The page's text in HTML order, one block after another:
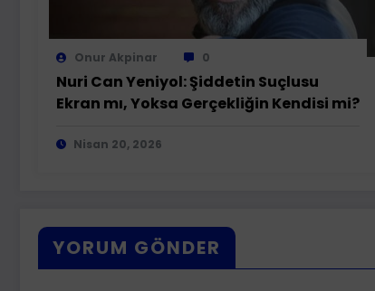
Onur Akpinar 0
Nuri Can Yeniyol: Şiddetin Suçlusu
Ekran mı, Yoksa Gerçekliğin Kendisi mi?
Nisan 20, 2026
YORUM GÖNDER